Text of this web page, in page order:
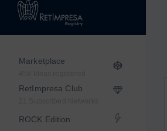
Marketplace
RetImpresa Club
ROCK Edition